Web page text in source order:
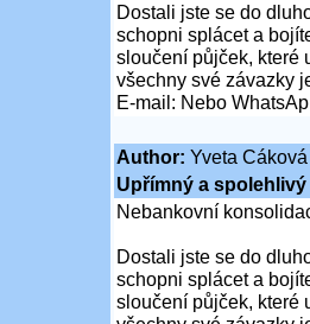
Dostali jste se do
schopni splácet a
sloučení půjček, které
všechny své závazky
E-mail: Nebo
Author: Yveta Cáková
Upřímný a
Nebankovní
Dostali jste se do
schopni splácet a
sloučení půjček, které